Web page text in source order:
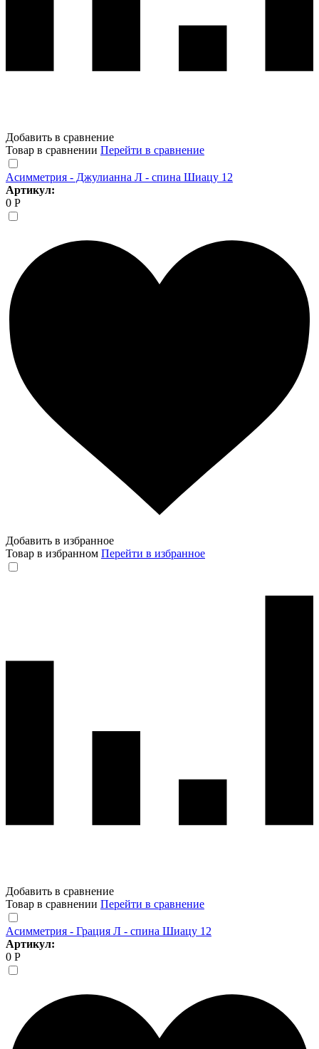
Добавить в сравнение
Товар в сравнении Перейти в сравнение
Асимметрия - Джулианна Л - спина Шиацу 12
Артикул:
0 Р
Добавить в избранное
Товар в избранном Перейти в избранное
Добавить в сравнение
Товар в сравнении Перейти в сравнение
Асимметрия - Грация Л - спина Шиацу 12
Артикул:
0 Р